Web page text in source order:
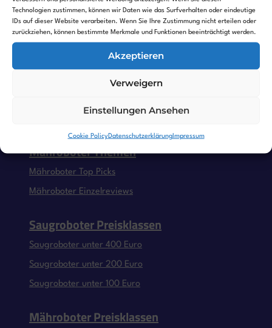
Technologien zustimmen, können wir Daten wie das Surfverhalten oder eindeutige
IDs auf dieser Website verarbeiten. Wenn Sie Ihre Zustimmung nicht erteilen oder
zurückziehen, können bestimmte Merkmale und Funktionen beeinträchtigt werden.
Akzeptieren
Verweigern
Einstellungen Ansehen
Cookie PolicyDatenschutzerklärungImpressum
Mähroboter die bei Regen mähen
Mähroboter für Fallobst und Äste
Saugroboter Themen
Mähroboter Themen
Mähroboter Top Picks
Mähroboter Einzelreviews
Saugroboter Preisklassen
Saugroboter unter 400 Euro
Saugroboter unter 200 Euro
Saugroboter unter 100 Euro
Mähroboter Preisklassen